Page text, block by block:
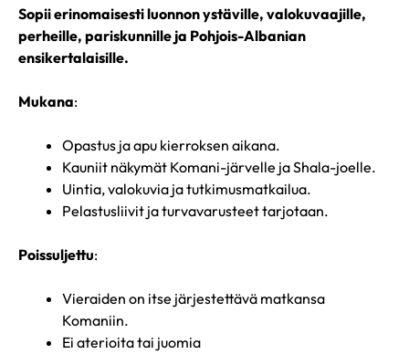
Sopii erinomaisesti luonnon ystäville, valokuvaajille,
perheille, pariskunnille ja Pohjois-Albanian
ensikertalaisille.
Mukana:
Opastus ja apu kierroksen aikana.
Kauniit näkymät Komani-järvelle ja Shala-joelle.
Uintia, valokuvia ja tutkimusmatkailua.
Pelastusliivit ja turvavarusteet tarjotaan.
Poissuljettu:
Vieraiden on itse järjestettävä matkansa
Komaniin.
Ei aterioita tai juomia